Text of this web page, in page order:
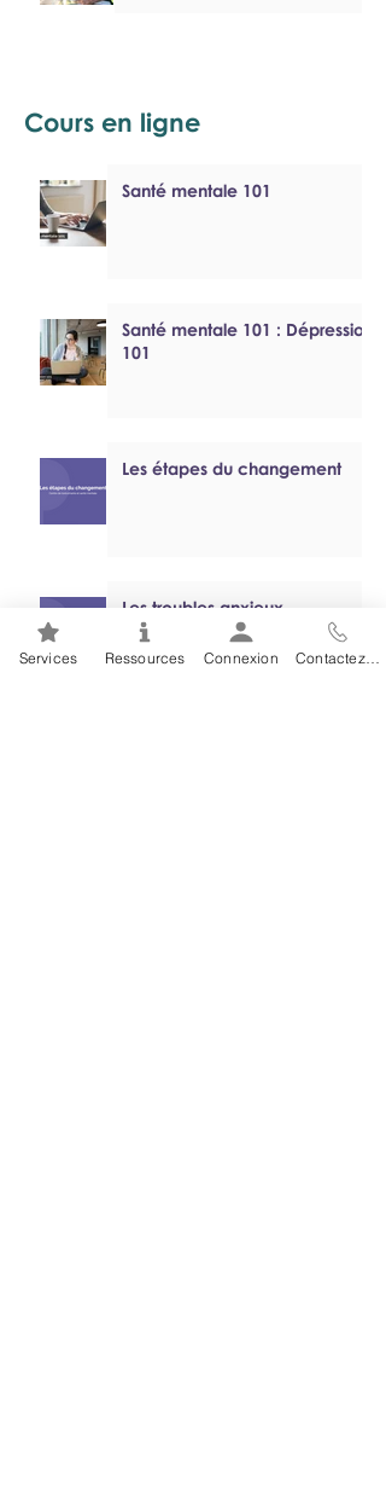
Cours en ligne
Santé mentale 101
Santé mentale 101 : Dépression
101
Les étapes du changement
Les troubles anxieux
Services Ressources Connexion Contactez-nous